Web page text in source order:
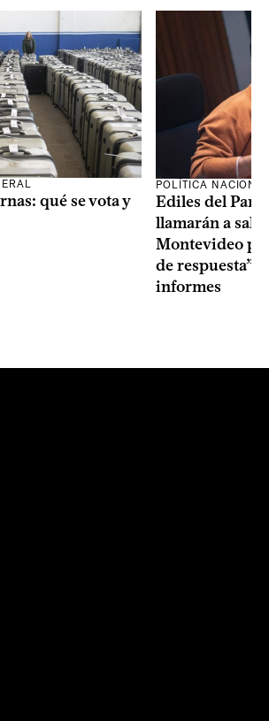
qué se vota y
POLÍTICA
Ediles del
llamarán a sala
Montevideo
de respuesta”
informes